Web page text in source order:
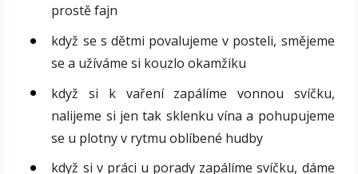
prostě fajn
když se s dětmi povalujeme v posteli, smějeme
se a užíváme si kouzlo okamžiku
když si k vaření zapálíme vonnou svíčku,
nalijeme si jen tak sklenku vína a pohupujeme
se u plotny v rytmu oblíbené hudby
když si v práci u porady zapálíme svíčku, dáme